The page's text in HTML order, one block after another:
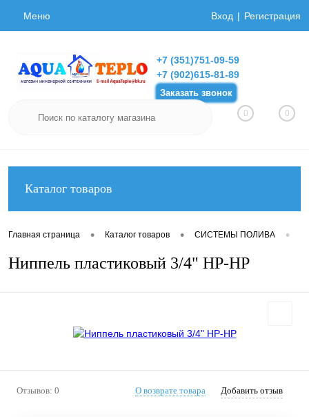
Меню Вход Регистрация
+7 (351)751-09-59
+7 (902)615-81-89
Заказать звонок
0 0
Каталог товаров
Главная страница • Каталог товаров • СИСТЕМЫ ПОЛИВА •
Ниппель пластиковый 3/4" НР-НР
Отзывов: 0 О возврате товара Добавить отзыв